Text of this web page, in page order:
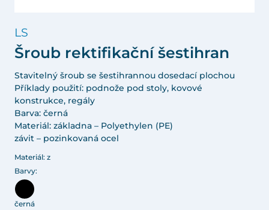
LS
Šroub rektifikační šestihran
Stavitelný šroub se šestihrannou dosedací plochou
Příklady použití: podnože pod stoly, kovové
konstrukce, regály
Barva: černá
Materiál: základna – Polyethylen (PE)
závit – pozinkovaná ocel
Materiál: z
Barvy:
černá